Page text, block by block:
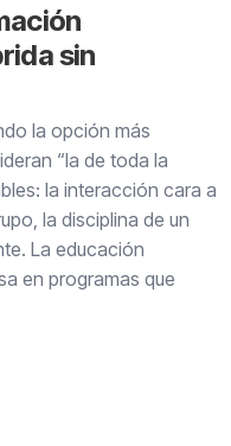
sin
la opción más
“la de toda la
la interacción cara a
la disciplina de un
La educación
en programas que